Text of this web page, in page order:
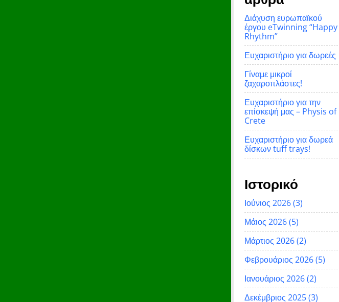
Διάχυση ευρωπαϊκού
έργου eTwinning “Happy
Rhythm”
Ευχαριστήριο για δωρεές
Γίναμε μικροί
ζαχαροπλάστες!
Ευχαριστήριο για την
επίσκεψή μας – Physis of
Crete
Ευχαριστήριο για δωρεά
δίσκων tuff trays!
Ιστορικό
Ιούνιος 2026(3)
Μάιος 2026(5)
Μάρτιος 2026(2)
Φεβρουάριος 2026(5)
Ιανουάριος 2026(2)
Δεκέμβριος 2025(3)